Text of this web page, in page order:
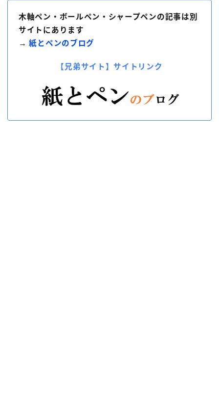
木軸ペン・ボールペン・シャープペンの記事は別
サイトにあります
→紙とペンのブログ
【兄弟サイト】サイトリンク